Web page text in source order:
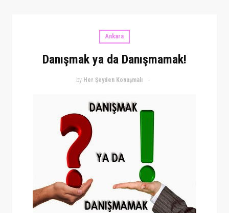
Ankara
Danışmak ya da Danışmamak!
by Her Şeyden Konuşmalı